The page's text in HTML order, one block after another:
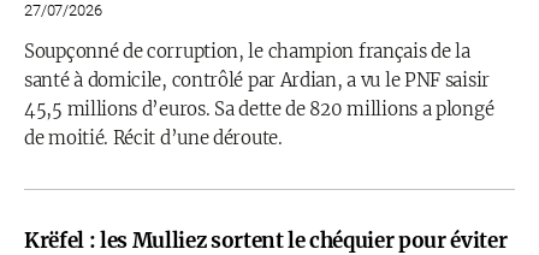
27/07/2026
Soupçonné de corruption, le champion français de la
santé à domicile, contrôlé par Ardian, a vu le PNF saisir
45,5 millions d’euros. Sa dette de 820 millions a plongé
de moitié. Récit d’une déroute.
Krëfel : les Mulliez sortent le chéquier pour éviter